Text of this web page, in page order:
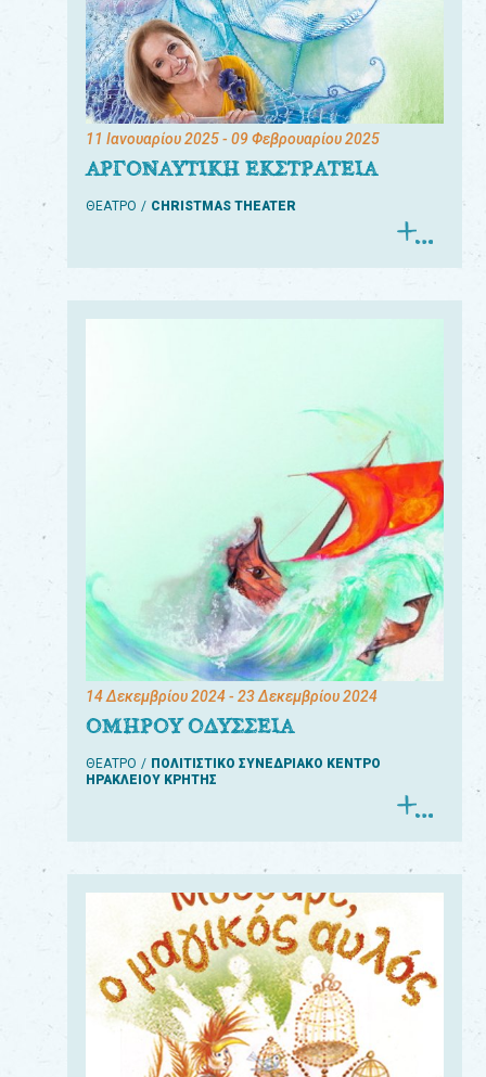
11 Ιανουαρίου 2025- 09 Φεβρουαρίου 2025
ΑΡΓΟΝΑΥΤΙΚΗ ΕΚΣΤΡΑΤΕΙΑ
ΘΕΑΤΡΟ CHRISTMAS THEATER
14 Δεκεμβρίου 2024- 23 Δεκεμβρίου 2024
ΟΜΗΡΟΥ ΟΔΥΣΣΕΙΑ
ΘΕΑΤΡΟ
ΠΟΛΙΤΙΣΤΙΚΟ ΣΥΝΕΔΡΙΑΚΟ ΚΕΝΤΡΟ
ΗΡΑΚΛΕΙΟΥ ΚΡΗΤΗΣ